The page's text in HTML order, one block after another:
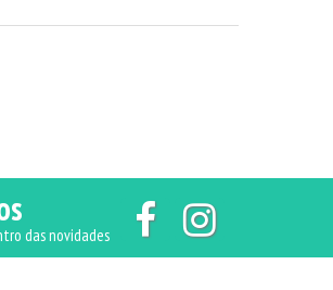
das novidades